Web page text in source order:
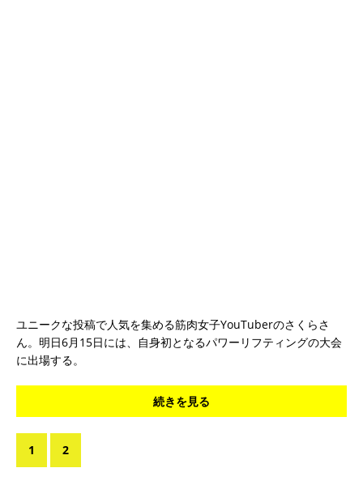
ユニークな投稿で人気を集める筋肉女子YouTuberのさくらさ
ん。明日6月15日には、自身初となるパワーリフティングの大会
に出場する。
続きを見る
1 2